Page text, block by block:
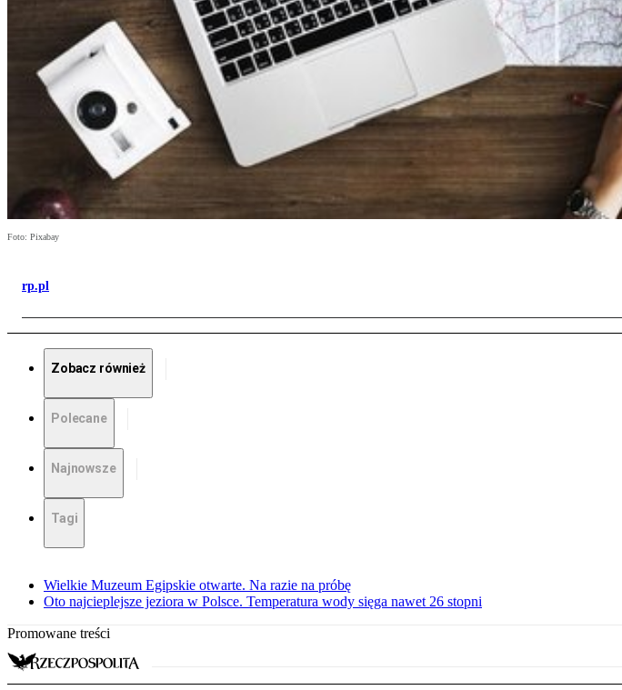
Foto: Pixabay
rp.pl
Zobacz również
Polecane
Najnowsze
Tagi
Wielkie Muzeum Egipskie otwarte. Na razie na próbę
Oto najcieplejsze jeziora w Polsce. Temperatura wody sięga nawet 26 stopni
Promowane treści